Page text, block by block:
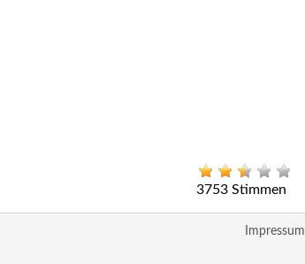
3753 Stimmen
Impressum